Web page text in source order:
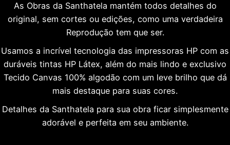
As Obras da Santhatela mantém todos detalhes do
original, sem cortes ou edições, como uma verdadeira
Reprodução tem que ser.
Usamos a incrível tecnologia das impressoras HP com as
duráveis tintas HP Látex, além do mais lindo e exclusivo
Tecido Canvas 100% algodão com um leve brilho que dá
mais destaque para suas cores.
Detalhes da Santhatela para sua obra ficar simplesmente
adorável e perfeita em seu ambiente.